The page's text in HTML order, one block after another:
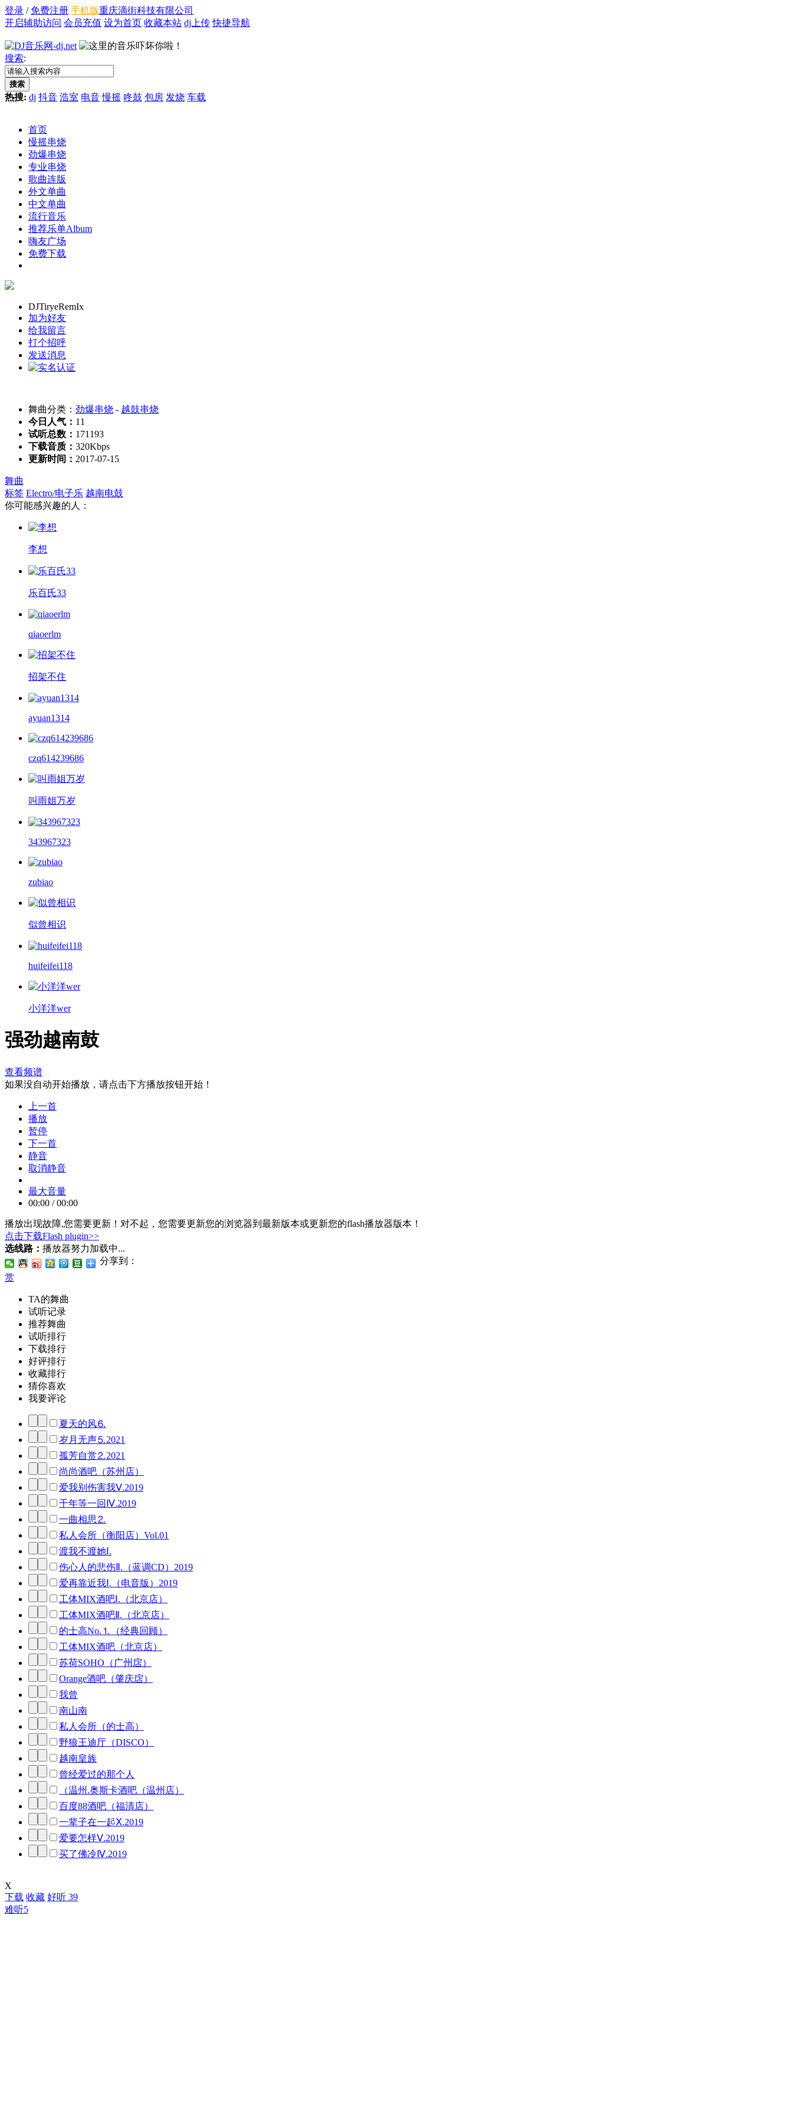
登录 / 免费注册 手机版重庆滴街科技有限公司
开启辅助访问 会员充值 设为首页 收藏本站 dj上传 快捷导航
搜索:
搜索
热搜: dj 抖音 浩室 电音 慢摇 咚鼓 包房 发烧 车载
首页
慢摇串烧
劲爆串烧
专业串烧
歌曲连版
外文单曲
中文单曲
流行音乐
推荐乐单Album
嗨友广场
免费下载
DJTiryeRemIx
加为好友
给我留言
打个招呼
发送消息
舞曲分类： 劲爆串烧 - 越鼓串烧
今日人气： 11
试听总数： 171193
下载音质： 320Kbps
更新时间： 2017-07-15
舞曲
标签 Electro/电子乐 越南电鼓
你可能感兴趣的人：
李想
乐百氏33
qiaoerlm
招架不住
ayuan1314
czq614239686
叫雨姐万岁
343967323
zubiao
似曾相识
huifeifei118
小洋洋wer
强劲越南鼓
查看频谱
如果没自动开始播放，请点击下方播放按钮开始！
上一首
播放
暂停
下一首
静音
取消静音
最大音量
00:00 / 00:00
播放出现故障,您需要更新！ 对不起，您需要更新您的浏览器到最新版本或更新您的flash播放器版本！
点击下载Flash plugin>>
选线路： 播放器努力加载中...
分享到：
赏
TA的舞曲
试听记录
推荐舞曲
试听排行
下载排行
好评排行
收藏排行
猜你喜欢
我要评论
夏天的风⒍
岁月无声⒌2021
孤芳自赏⒉2021
尚尚酒吧（苏州店）
爱我别伤害我Ⅴ.2019
千年等一回Ⅳ.2019
一曲相思⒉
私人会所（衡阳店）Vol.01
渡我不渡她Ⅰ.
伤心人的悲伤Ⅱ.（蓝调CD）2019
爱再靠近我Ⅰ.（电音版）2019
工体MIX酒吧Ⅰ.（北京店）
工体MIX酒吧Ⅱ.（北京店）
的士高No.⒈（经典回顾）
工体MIX酒吧（北京店）
苏荷SOHO（广州扂）
Orange酒吧（肇庆扂）
我曾
南山南
私人会所（的士高）
野狼王迪厅（DISCO）
越南皇族
曾经爱过的那个人
（温州.奥斯卡酒吧（温州店）
百度88酒吧（福清店）
一辈子在一起Ⅹ.2019
爱要怎样Ⅴ.2019
买了佛冷Ⅳ.2019
X
下载 收藏 好听 39
难听5